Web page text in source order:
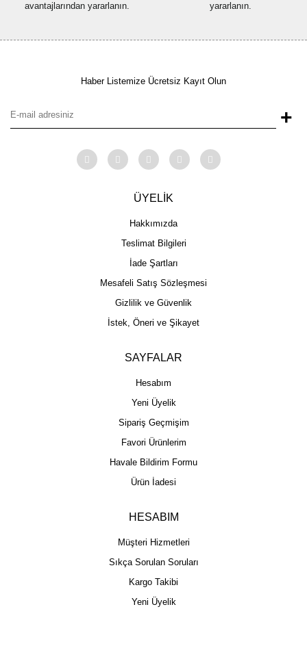
avantajlarından yararlanın.
yararlanın.
Haber Listemize Ücretsiz Kayıt Olun
+
ÜYELİK
Hakkımızda
Teslimat Bilgileri
İade Şartları
Mesafeli Satış Sözleşmesi
Gizlilik ve Güvenlik
İstek, Öneri ve Şikayet
SAYFALAR
Hesabım
Yeni Üyelik
Sipariş Geçmişim
Favori Ürünlerim
Havale Bildirim Formu
Ürün İadesi
HESABIM
Müşteri Hizmetleri
Sıkça Sorulan Soruları
Kargo Takibi
Yeni Üyelik